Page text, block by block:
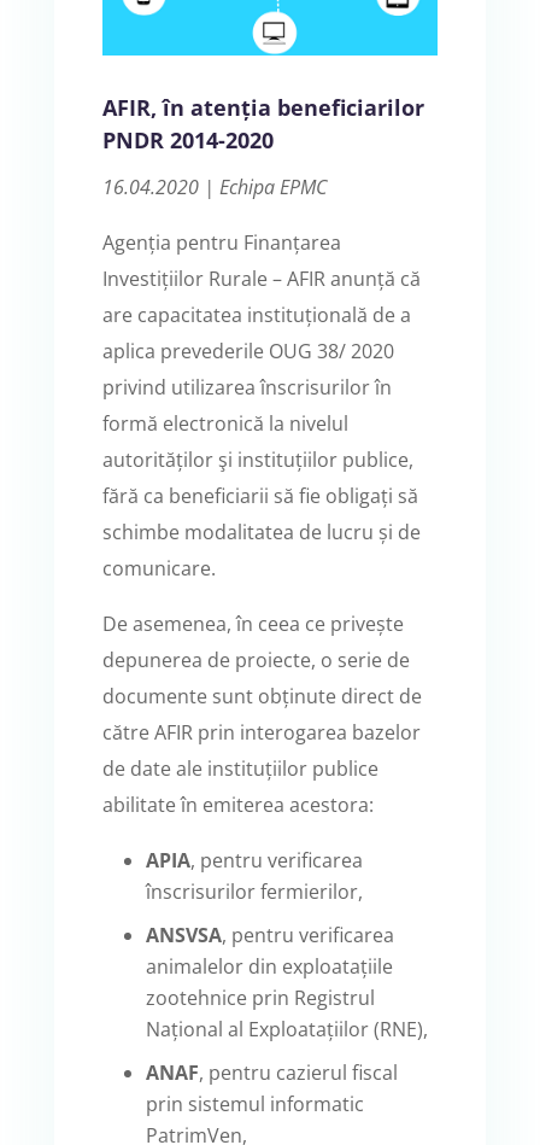
AFIR, în atenția beneficiarilor
PNDR 2014-2020
16.04.2020 | Echipa EPMC
Agenția pentru Finanțarea
Investițiilor Rurale – AFIR anunță că
are capacitatea instituțională de a
aplica prevederile OUG 38/ 2020
privind utilizarea înscrisurilor în
formă electronică la nivelul
autorităților şi instituțiilor publice,
fără ca beneficiarii să fie obligați să
schimbe modalitatea de lucru și de
comunicare.
De asemenea, în ceea ce privește
depunerea de proiecte, o serie de
documente sunt obținute direct de
către AFIR prin interogarea bazelor
de date ale instituțiilor publice
abilitate în emiterea acestora:
APIA, pentru verificarea
înscrisurilor fermierilor,
ANSVSA, pentru verificarea
animalelor din exploatațiile
zootehnice prin Registrul
Național al Exploatațiilor (RNE),
ANAF, pentru cazierul fiscal
prin sistemul informatic
PatrimVen,